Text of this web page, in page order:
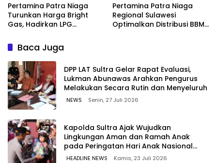
Pertamina Patra Niaga
Turunkan Harga Bright
Gas, Hadirkan LPG
Lebih Kompetitif
Pertamina Patra Niaga
Regional Sulawesi
Optimalkan Distribusi BBM
Baca Juga
‎DPP LAT Sultra Gelar Rapat Evaluasi,
Lukman Abunawas Arahkan Pengurus
Melakukan Secara Rutin dan Menyeluruh
NEWS Senin, 27 Juli 2026
Kapolda Sultra Ajak Wujudkan
Lingkungan Aman dan Ramah Anak
pada Peringatan Hari Anak Nasional
2026
HEADLINE NEWS Kamis, 23 Juli 2026